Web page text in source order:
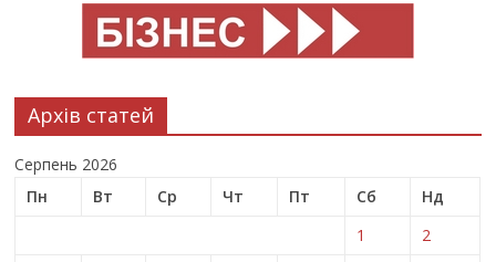
Архів статей
Серпень 2026
Пн
Вт Ср Чт Пт Сб
Нд
1
2